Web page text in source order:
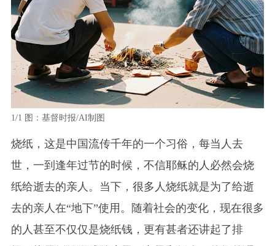
1/1 图：基督时报/AI制图
烧纸，这是中国流传千年的一个习俗，每当人去
世，一到逢年过节的时候，不信耶稣的人必然会烧
纸给逝去的亲人。当下，很多人烧纸就是为了给逝
去的亲人在“地下”使用。随着社会的变化，现在很多
的人甚至不仅仅是烧纸钱，更有甚者还讲起了排